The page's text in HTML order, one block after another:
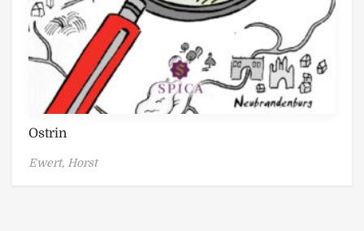
Ostrin
Ewert, Horst